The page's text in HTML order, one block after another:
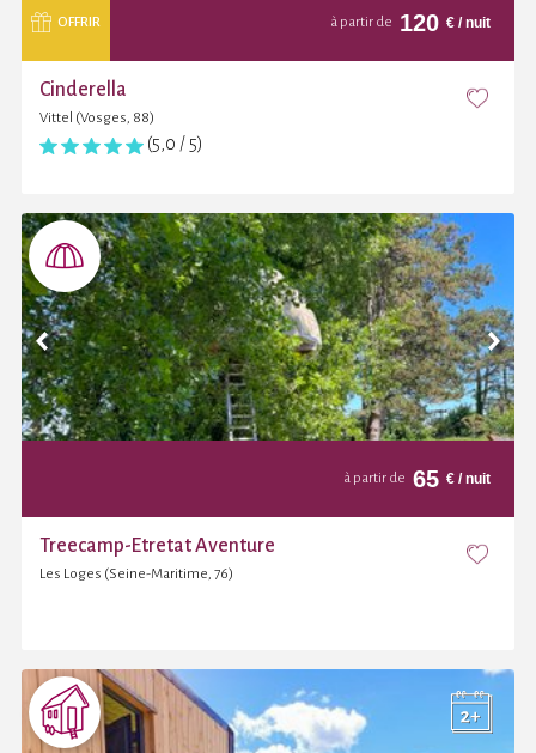
OFFRIR à partir de 120 € / nuit
Cinderella
Vittel (Vosges, 88)
(5,0 / 5)
à partir de 65 € / nuit
Treecamp-Etretat Aventure
Les Loges (Seine-Maritime, 76)